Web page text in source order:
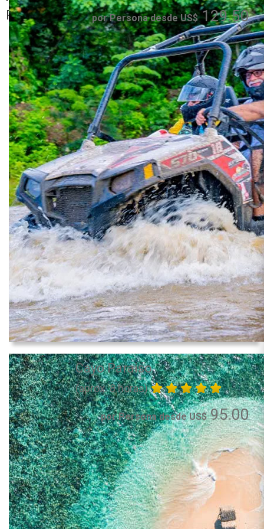
Romana
Plata, Sosua,
Cofresi - Maimon
por Persona desde US$129.50
Cayo Paraiso
(aprox. 8 horas)
por Persona desde US$95.00